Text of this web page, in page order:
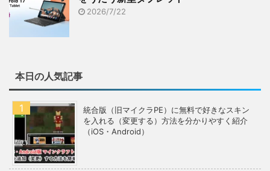
2026/7/22
本日の人気記事
統合版（旧マイクラPE）に無料で好きなスキン
を入れる（変更する）方法を分かりやすく紹介
（iOS・Android）